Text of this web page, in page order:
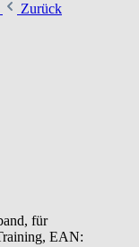
Zurück